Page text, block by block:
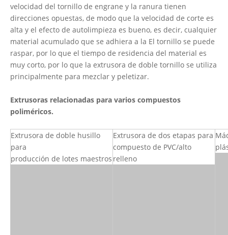
velocidad del tornillo de engrane y la ranura tienen
direcciones opuestas, de modo que la velocidad de corte es
alta y el efecto de autolimpieza es bueno, es decir, cualquier
material acumulado que se adhiera a la El tornillo se puede
raspar, por lo que el tiempo de residencia del material es
muy corto, por lo que la extrusora de doble tornillo se utiliza
principalmente para mezclar y peletizar.
Extrusoras relacionadas para varios compuestos
poliméricos.
Extrusora de doble husillo
para
producción de lotes maestros
Extrusora de dos etapas para
compuesto de PVC/alto
relleno